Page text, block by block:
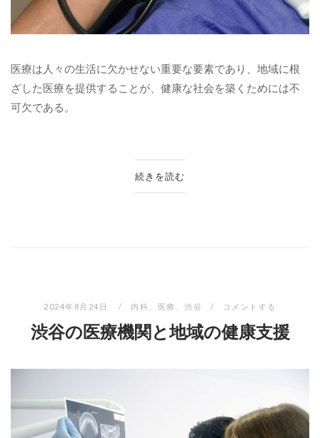
医療は人々の生活に欠かせない重要な要素であり、地域に根
ざした医療を提供することが、健康な社会を築くためには不
可欠である。
続きを読む
2024年8月24日 内科 医療 、渋谷 コメントする
渋谷の医療機関と地域の健康支援